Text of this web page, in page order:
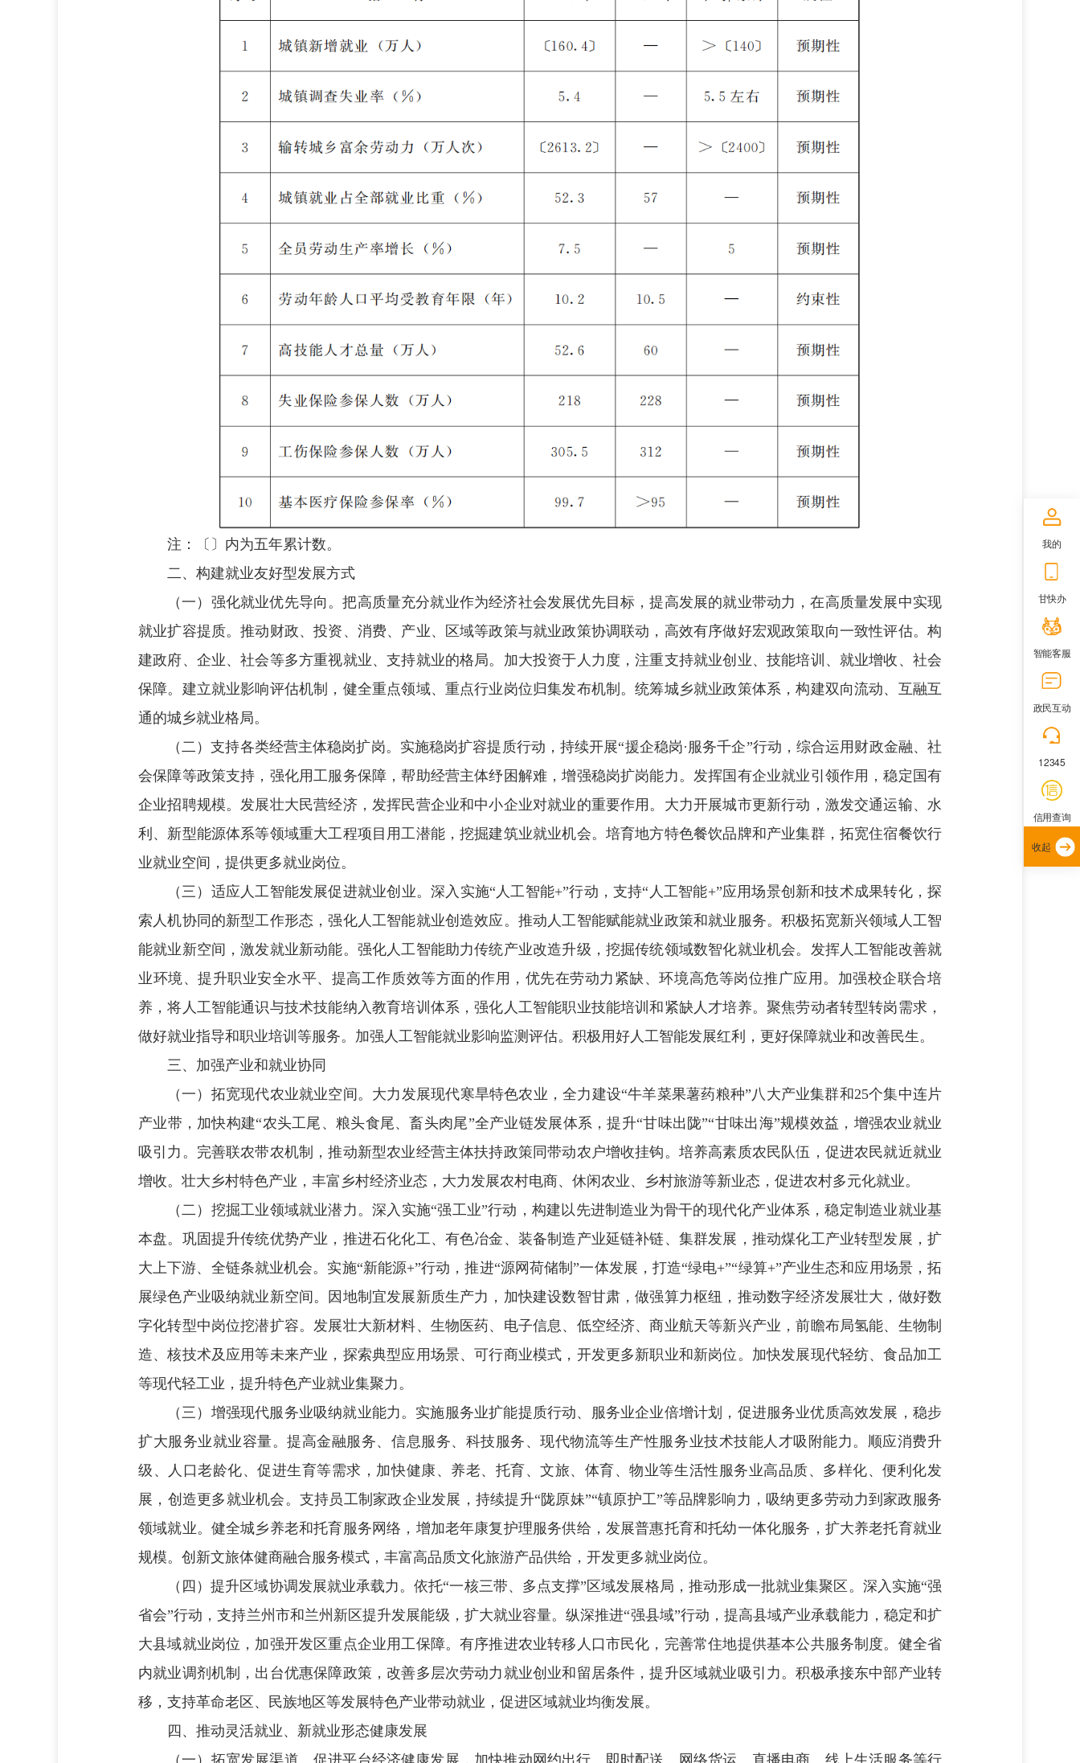
注：
〔〕内为五年累计数。
二、构建就业友好型发展方式
（一）强化就业优先导向。把高质量充分就业作为经济社会发展优先目标，提高发展的就业带动力，在高质量发展中实现
就业扩容提质。推动财政、投资、消费、产业、区域等政策与就业政策协调联动，高效有序做好宏观政策取向一致性评估。构
建政府、企业、社会等多方重视就业、支持就业的格局。加大投资于人力度，注重支持就业创业、技能培训、就业增收、社会
保障。建立就业影响评估机制，健全重点领域、重点行业岗位归集发布机制。统筹城乡就业政策体系，构建双向流动、互融互
通的城乡就业格局。
（二）支持各类经营主体稳岗扩岗。 实施稳岗扩容提质行动，持续开展“援企稳岗·服务千企”行动，综合运用财政金融、社
会保障等政策支持，强化用工服务保障，帮助经营主体纾困解难，增强稳岗扩岗能力。发挥国有企业就业引领作用，稳定国有
企业招聘规模。发展壮大民营经济，发挥民营企业和中小企业对就业的重要作用。大力开展城市更新行动，激发交通运输、水
利、新型能源体系等领域重大工程项目用工潜能，挖掘建筑业就业机会。培育地方特色餐饮品牌和产业集群，拓宽住宿餐饮行
业就业空间，提供更多就业岗位。
（三）适应人工智能发展促进就业创业。深入实施“人工智能+”行动，支持“人工智能+”应用场景创新和技术成果转化，探
索人机协同的新型工作形态，强化人工智能就业创造效应。推动人工智能赋能就业政策和就业服务。积极拓宽新兴领域人工智
能就业新空间，激发就业新动能。强化人工智能助力传统产业改造升级，挖掘传统领域数智化就业机会。发挥人工智能改善就
业环境、提升职业安全水平、提高工作质效等方面的作用，优先在劳动力紧缺、环境高危等岗位推广应用。加强校企联合培
养，将人工智能通识与技术技能纳入教育培训体系，强化人工智能职业技能培训和紧缺人才培养。聚焦劳动者转型转岗需求，
做好就业指导和职业培训等服务。加强人工智能就业影响监测评估。积极用好人工智能发展红利，更好保障就业和改善民生。
三、加强产业和就业协同
（一）拓宽现代农业就业空间。 大力发展现代寒旱特色农业，全力建设“牛羊菜果薯药粮种”八大产业集群和25个集中连片
产业带，加快构建“农头工尾、粮头食尾、畜头肉尾”全产业链发展体系，提升“甘味出陇”“甘味出海”规模效益，增强农业就业
吸引力。完善联农带农机制，推动新型农业经营主体扶持政策同带动农户增收挂钩。培养高素质农民队伍，促进农民就近就业
增收。壮大乡村特色产业，丰富乡村经济业态，大力发展农村电商、休闲农业、乡村旅游等新业态，促进农村多元化就业。
（二）挖掘工业领域就业潜力。深入实施“强工业”行动，构建以先进制造业为骨干的现代化产业体系，稳定制造业就业基
本盘。巩固提升传统优势产业，推进石化化工、有色冶金、装备制造产业延链补链、集群发展，推动煤化工产业转型发展，扩
大上下游、全链条就业机会。实施“新能源+”行动，推进“源网荷储制”一体发展，打造“绿电+”“绿算+”产业生态和应用场景，拓
展绿色产业吸纳就业新空间。因地制宜发展新质生产力，加快建设数智甘肃，做强算力枢纽，推动数字经济发展壮大，做好数
字化转型中岗位挖潜扩容。发展壮大新材料、生物医药、电子信息、低空经济、商业航天等新兴产业，前瞻布局氢能、生物制
造、核技术及应用等未来产业，探索典型应用场景、可行商业模式，开发更多新职业和新岗位。加快发展现代轻纺、食品加工
等现代轻工业，提升特色产业就业集聚力。
（三）增强现代服务业吸纳就业能力。 实施服务业扩能提质行动、服务业企业倍增计划，促进服务业优质高效发展，稳步
扩大服务业就业容量。提高金融服务、信息服务、科技服务、现代物流等生产性服务业技术技能人才吸附能力。顺应消费升
级、人口老龄化、促进生育等需求，加快健康、养老、托育、文旅、体育、物业等生活性服务业高品质、多样化、便利化发
展，创造更多就业机会。支持员工制家政企业发展，持续提升“陇原妹”“镇原护工”等品牌影响力，吸纳更多劳动力到家政服务
领域就业。健全城乡养老和托育服务网络，增加老年康复护理服务供给，发展普惠托育和托幼一体化服务，扩大养老托育就业
规模。创新文旅体健商融合服务模式，丰富高品质文化旅游产品供给，开发更多就业岗位。
（四）提升区域协调发展就业承载力。依托“一核三带、多点支撑”区域发展格局，推动形成一批就业集聚区。深入实施“强
省会”行动，支持兰州市和兰州新区提升发展能级，扩大就业容量。纵深推进“强县域”行动，提高县域产业承载能力，稳定和扩
大县域就业岗位，加强开发区重点企业用工保障。有序推进农业转移人口市民化，完善常住地提供基本公共服务制度。健全省
内就业调剂机制，出台优惠保障政策，改善多层次劳动力就业创业和留居条件，提升区域就业吸引力。积极承接东中部产业转
移，支持革命老区、民族地区等发展特色产业带动就业，促进区域就业均衡发展。
四、推动灵活就业、新就业形态健康发展
我的
甘快办
智能客服
政民互动
12345
信用查询
收起